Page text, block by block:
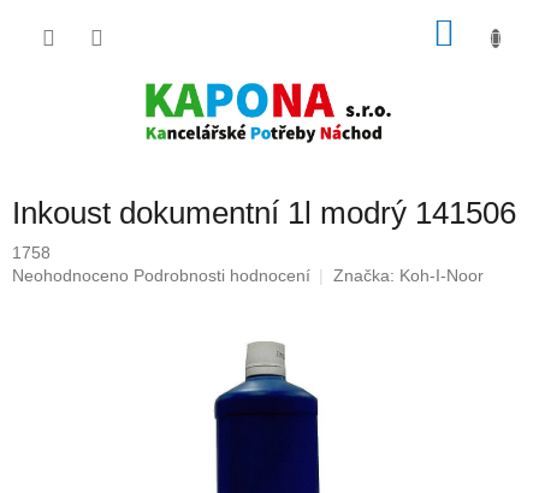
Inkoust dokumentní 1l modrý 141506
1758
Průměrné
Neohodnoceno Podrobnosti hodnocení Značka: Koh-I-Noor